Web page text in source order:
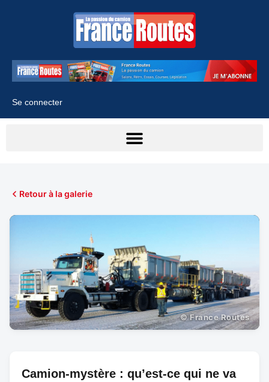
Se connecter
Retour à la galerie
© France Routes
Camion-mystère : qu’est-ce qui ne va